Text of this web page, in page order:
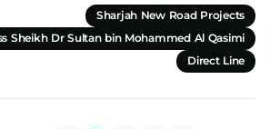
Sharjah New Road Projects
Sheikh Dr Sultan bin Mohammed Al Qasimi
Direct Line